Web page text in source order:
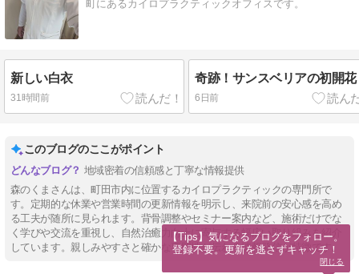
町にあるカイロプラクティックオフィスです。
新しい白衣
31時間前
奇跡！サンスベリアの初開花
6日前
このブログのここがポイント
地域密着の信頼感と丁寧な情報提供
森のくまさんは、町田市内に位置するカイロプラクティックの専門所で
す。定期的な休業や営業時間の更新情報を明示し、来院前の安心感を高め
る工夫が随所に見られます。背骨調整やセミナー案内など、施術だけでな
く学びや交流を重視し、自然治癒力向上に寄与する幅広い取り組みを紹介
しています。親しみやすさと確かな専門性が伝わる情報発信が特徴です。
【Tips】気になるブログをフォロー。
登録不要。更新を逃さずキャッチ！
閉じる